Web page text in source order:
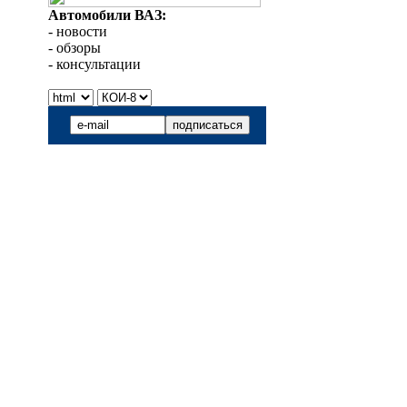
Автомобили ВАЗ:
- новости
- обзоры
- консультации